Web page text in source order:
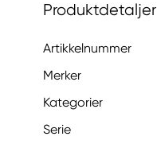
Produktdetaljer
Artikkelnummer
Merker
Kategorier
Serie